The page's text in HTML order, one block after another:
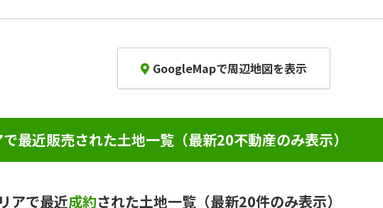
GoogleMapで周辺地図を表示
最近販売された土地一覧（最新20不動産のみ表示）
アで最近成約された土地一覧（最新20件のみ表示）